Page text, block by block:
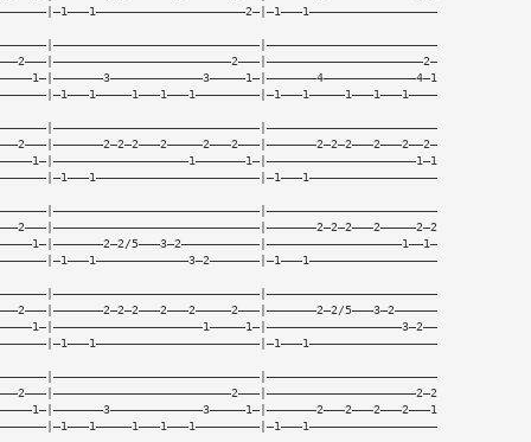
5———3—2———————————|———————————————————1——1—
5———3—2——————